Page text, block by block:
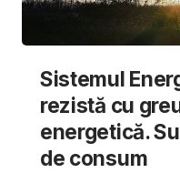
Sistemul
rezistă cu
energetică.
de consum